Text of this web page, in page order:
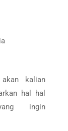
kalian
hal hal
ingin